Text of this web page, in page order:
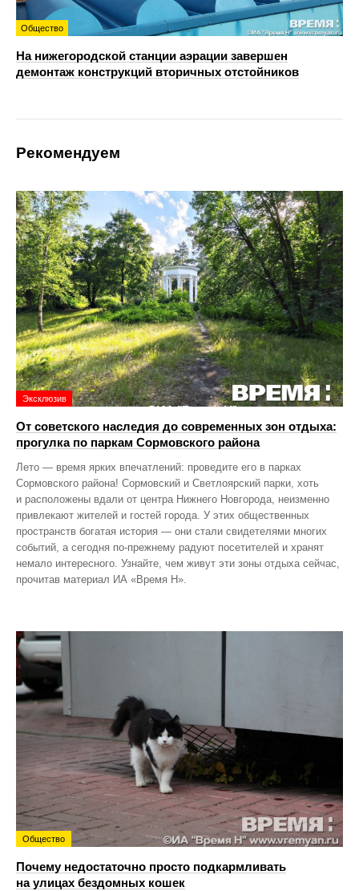
Общество
На нижегородской станции аэрации завершен
демонтаж конструкций вторичных отстойников
Рекомендуем
Эксклюзив
От советского наследия до современных зон отдыха:
прогулка по паркам Сормовского района
Лето — время ярких впечатлений: проведите его в парках
Сормовского района! Сормовский и Светлоярский парки, хоть
и расположены вдали от центра Нижнего Новгорода, неизменно
привлекают жителей и гостей города. У этих общественных
пространств богатая история — они стали свидетелями многих
событий, а сегодня по‑прежнему радуют посетителей и хранят
немало интересного. Узнайте, чем живут эти зоны отдыха сейчас,
прочитав материал ИА «Время Н».
Общество
Почему недостаточно просто подкармливать
на улицах бездомных кошек